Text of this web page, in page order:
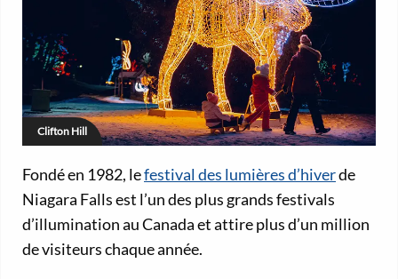
Clifton Hill
Fondé en 1982, lefestival des lumières d’hiverde
Niagara Falls est l’un des plus grands festivals
d’illumination au Canada et attire plus d’un million
de visiteurs chaque année.